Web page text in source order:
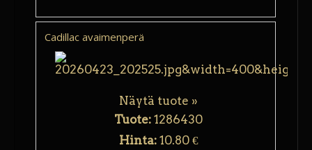
Cadillac avaimenperä
Näytä tuote »
Tuote:1286430
Hinta: 10.80 €